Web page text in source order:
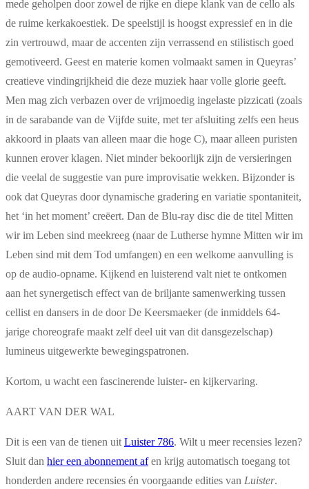
mede geholpen door zowel de rijke en diepe klank van de cello als
de ruime kerkakoestiek. De speelstijl is hoogst expressief en in die
zin vertrouwd, maar de accenten zijn verrassend en stilistisch goed
gemotiveerd. Geest en materie komen volmaakt samen in Queyras’
creatieve vindingrijkheid die deze muziek haar volle glorie geeft.
Men mag zich verbazen over de vrijmoedig ingelaste pizzicati (zoals
in de sarabande van de Vijfde suite, met ter afsluiting zelfs een heus
akkoord in plaats van alleen maar die hoge C), maar alleen puristen
kunnen erover klagen. Niet minder bekoorlijk zijn de versieringen
die veelal de suggestie van pure improvisatie wekken. Bijzonder is
ook dat Queyras door dynamische gradering en variatie spontaniteit,
het ‘in het moment’ creëert. Dan de Blu-ray disc die de titel Mitten
wir im Leben sind meekreeg (naar de Lutherse hymne Mitten wir im
Leben sind mit dem Tod umfangen) en een welkome aanvulling is
op de audio-opname. Kijkend en luisterend valt niet te ontkomen
aan het synergetisch effect van de briljante samenwerking tussen
cellist en dansers in de door De Keersmaeker (de inmiddels 64-
jarige choreografe maakt zelf deel uit van dit dansgezelschap)
lumineus uitgewerkte bewegingspatronen.
Kortom, u wacht een fascinerende luister- en kijkervaring.
AART VAN DER WAL
Dit is een van de tienen uit Luister 786. Wilt u meer recensies lezen?
Sluit dan hier een abonnement afen krijg automatisch toegang tot
honderden andere recensies én voorgaande edities van Luister.